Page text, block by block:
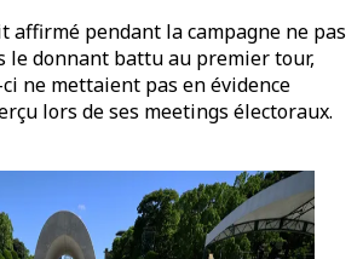
affirmé pendant la campagne ne pas
le donnant battu au premier tour,
ne mettaient pas en évidence
lors de ses meetings électoraux.